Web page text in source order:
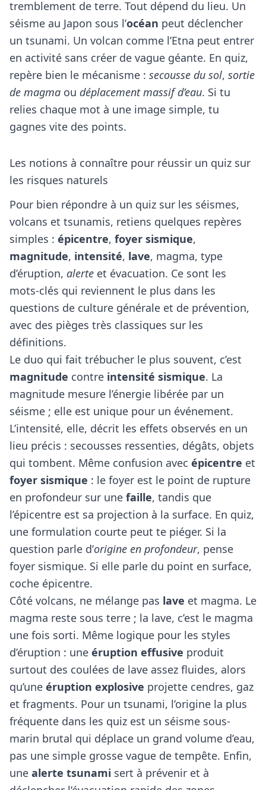
tremblement de terre. Tout dépend du lieu. Un
séisme au Japon sous l’océan peut déclencher
un tsunami. Un volcan comme l’Etna peut entrer
en activité sans créer de vague géante. En quiz,
repère bien le mécanisme : secousse du sol, sortie
de magma ou déplacement massif d’eau. Si tu
relies chaque mot à une image simple, tu
gagnes vite des points.
Les notions à connaître pour réussir un quiz sur
les risques naturels
Pour bien répondre à un quiz sur les séismes,
volcans et tsunamis, retiens quelques repères
simples : épicentre, foyer sismique,
magnitude, intensité, lave, magma, type
d’éruption, alerte et évacuation. Ce sont les
mots-clés qui reviennent le plus dans les
questions de culture générale et de prévention,
avec des pièges très classiques sur les
définitions.
Le duo qui fait trébucher le plus souvent, c’est
magnitude contre intensité sismique. La
magnitude mesure l’énergie libérée par un
séisme ; elle est unique pour un événement.
L’intensité, elle, décrit les effets observés en un
lieu précis : secousses ressenties, dégâts, objets
qui tombent. Même confusion avec épicentre et
foyer sismique : le foyer est le point de rupture
en profondeur sur une faille, tandis que
l’épicentre est sa projection à la surface. En quiz,
une formulation courte peut te piéger. Si la
question parle d’origine en profondeur, pense
foyer sismique. Si elle parle du point en surface,
coche épicentre.
Côté volcans, ne mélange pas lave et magma. Le
magma reste sous terre ; la lave, c’est le magma
une fois sorti. Même logique pour les styles
d’éruption : une éruption effusive produit
surtout des coulées de lave assez fluides, alors
qu’une éruption explosive projette cendres, gaz
et fragments. Pour un tsunami, l’origine la plus
fréquente dans les quiz est un séisme sous-
marin brutal qui déplace un grand volume d’eau,
pas une simple grosse vague de tempête. Enfin,
une alerte tsunami sert à prévenir et à